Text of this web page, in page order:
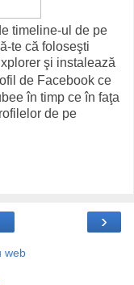
timeline-ul de pe
te că foloseşti
şi instalează
de Facebook ce
în timp ce în faţa
de pe
›
web